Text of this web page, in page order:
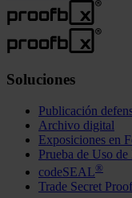
Soluciones
Publicación
Archivo digital
Exposiciones en
Prueba de Uso de
codeSEAL®
Trade Secret Proof